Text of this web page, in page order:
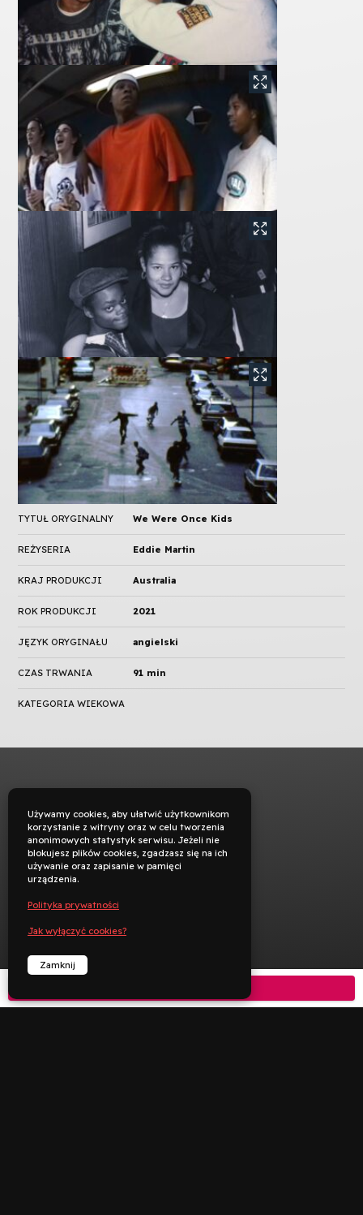
TYTUŁ ORYGINALNY We Were Once Kids
REŻYSERIA Eddie Martin
KRAJ PRODUKCJI Australia
ROK PRODUKCJI 2021
JĘZYK ORYGINAŁU angielski
CZAS TRWANIA 91 min
KATEGORIA WIEKOWA
Używamy cookies, aby ułatwić użytkownikom
korzystanie z witryny oraz w celu tworzenia
anonimowych statystyk serwisu. Jeżeli nie
blokujesz plików cookies, zgadzasz się na ich
używanie oraz zapisanie w pamięci
urządzenia.
Polityka prywatności
Jak wyłączyć cookies?
Zamknij